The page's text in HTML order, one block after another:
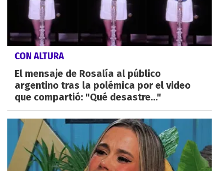
CON ALTURA
El mensaje de Rosalía al público
argentino tras la polémica por el video
que compartió: "Qué desastre..."